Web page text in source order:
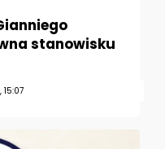
stanowisku
15:07